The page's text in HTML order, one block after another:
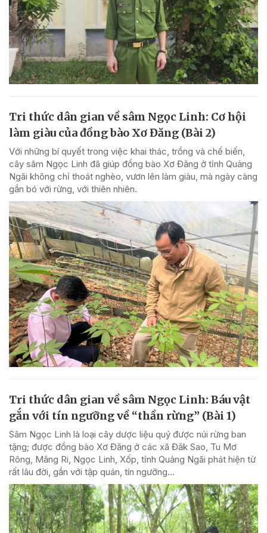
Tri thức dân gian về sâm Ngọc Linh: Cơ hội
làm giàu của đồng bào Xơ Đăng (Bài 2)
Với những bí quyết trong việc khai thác, trồng và chế biến,
cây sâm Ngọc Linh đã giúp đồng bào Xơ Đăng ở tỉnh Quảng
Ngãi không chỉ thoát nghèo, vươn lên làm giàu, mà ngày càng
gắn bó với rừng, với thiên nhiên.
Tri thức dân gian về sâm Ngọc Linh: Báu vật
gắn với tín ngưỡng về “thần rừng” (Bài 1)
Sâm Ngọc Linh là loại cây dược liệu quý được núi rừng ban
tặng; được đồng bào Xơ Đăng ở các xã Đăk Sao, Tu Mơ
Rông, Măng Ri, Ngọc Linh, Xốp, tỉnh Quảng Ngãi phát hiện từ
rất lâu đời, gắn với tập quán, tín ngưỡng...